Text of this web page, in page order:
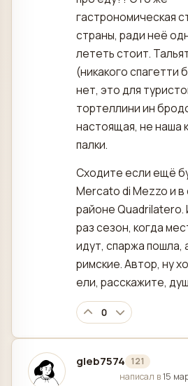
гастрономическая
страны, ради неё
лететь стоит.
(никакого спагетти
нет, это для
тортеллини ин
настоящая, не наша
палки.
Сходите если ещё
Mercato di Mezzo и в
районе Quadrilatero.
раз сезон, когда
идут, спаржа пошла,
римские. Автор, ну
ели, расскажите,
0
gleb7574 121
отредактировано
написал в15